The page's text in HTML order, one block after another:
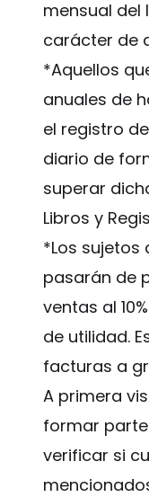
mensual del
carácter de
*Aquellos
anuales de
el registro
diario de
superar
Libros y
*Los sujetos
pasarán de
ventas al
de utilidad.
facturas a
A primera
formar parte
verificar si